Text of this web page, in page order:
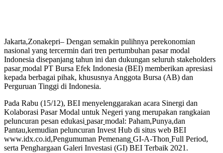
Jakarta,Zonakepri– Dengan semakin pulihnya perekonomian
nasional yang tercermin dari tren pertumbuhan pasar modal
Indonesia disepanjang tahun ini dan dukungan seluruh stakeholders
pasar modal PT Bursa Efek Indonesia (BEI) memberikan apresiasi
kepada berbagai pihak, khususnya Anggota Bursa (AB) dan
Perguruan Tinggi di Indonesia.
Pada Rabu (15/12), BEI menyelenggarakan acara Sinergi dan
Kolaborasi Pasar Modal untuk Negeri yang merupakan rangkaian
peluncuran pesan edukasi pasar modal: Paham,Punya,dan
Pantau,kemudian peluncuran Invest Hub di situs web BEI
www.idx.co.id,Pengumuman Pemenang GI-A-Thon Full Period,
serta Penghargaan Galeri Investasi (GI) BEI Terbaik 2021.